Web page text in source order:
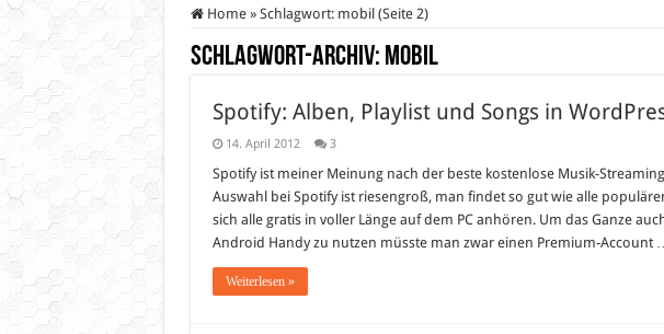
Home » Schlagwort: mobil (Seite 2)
Schlagwort-Archiv: mobil
Spotify: Alben, Playlist und Songs in
14. April 2012 3
Spotify ist meiner Meinung nach der beste kostenlose Musik-
Auswahl bei Spotify ist riesengroß, man findet so gut wie alle
sich alle gratis in voller Länge auf dem PC anhören. Um das Ganze
Android Handy zu nutzen müsste man zwar einen Premium-Account
Weiterlesen »